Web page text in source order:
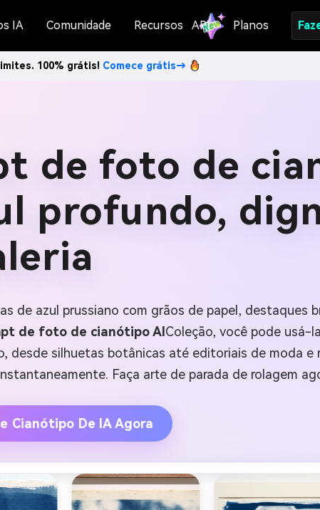
IA Comunidade Recursos API Planos
100% grátis! Comece grátis→
de foto de
profundo,
de azul prussiano com grãos de papel, destaques
de foto de cianótipo AI Coleção, você pode usá-
desde silhuetas botânicas até editoriais de moda e
Faça arte de parada de rolagem
Cianótipo De IA Agora